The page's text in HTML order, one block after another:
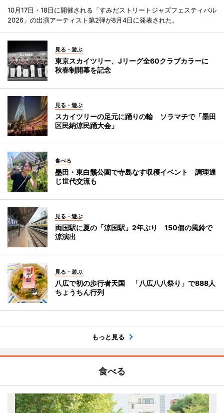
10月17日・18日に開催される「すみだストリートジャズフェスティバル
2026」の出演アーティスト第2弾が8月4日に発表された。
見る・遊ぶ
東京スカイツリー、Jリーグ全60クラブカラーに
秋春制開幕を記念
見る・遊ぶ
スカイツリーの足元に踊りの輪 ソラマチで「墨田
区民納涼民踊大会」
食べる
墨田・東白鬚公園で寺島なす収穫イベント 調理通
じ世代交流も
見る・遊ぶ
両国駅に夏の「涼国駅」2年ぶり 150個の風鈴で
涼演出
見る・遊ぶ
八広で初の歩行者天国 「八広八八祭り」で888人
ちょうちん行列
もっと見る
食べる